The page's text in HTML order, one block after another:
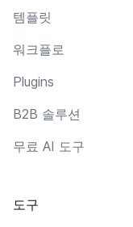
템플릿
워크플로
Plugins
B2B 솔루션
무료 AI 도구
도구